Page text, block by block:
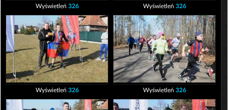
Wyświetleń 326 Wyświetleń 326
Wyświetleń 326 Wyświetleń 326